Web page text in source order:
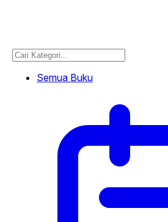
Semua Buku